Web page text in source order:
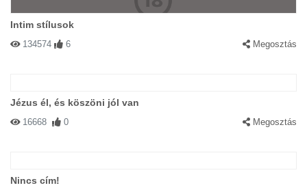
Intim stílusok
134574 6 Megosztás
Jézus él, és köszöni jól van
16668 0 Megosztás
Nincs cím!